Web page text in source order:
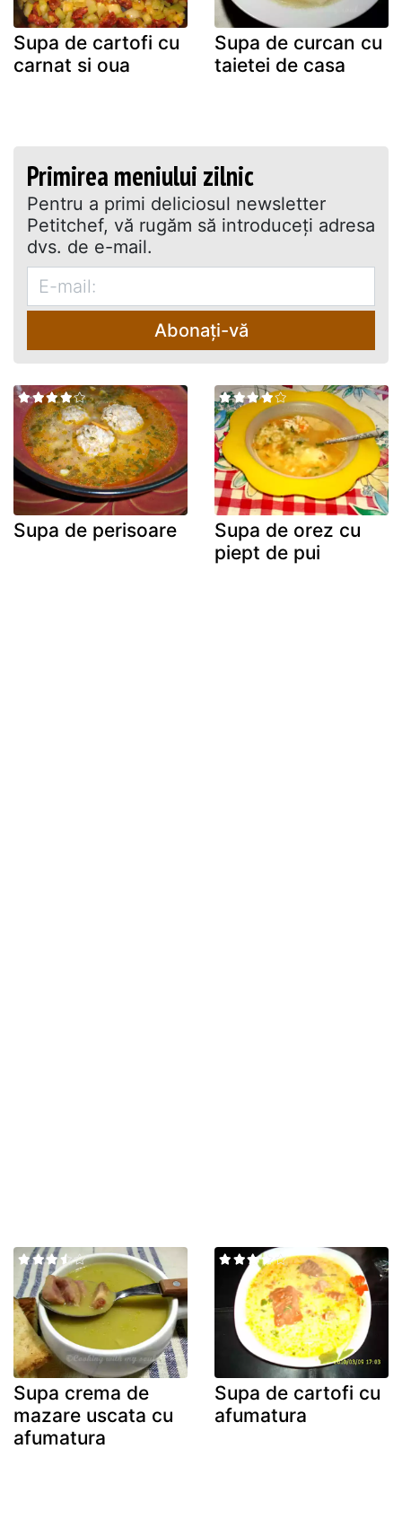
Supa de cartofi cu
carnat si oua
Supa de curcan cu
taietei de casa
Primirea meniului zilnic
Pentru a primi deliciosul newsletter
Petitchef, vă rugăm să introduceţi adresa
dvs. de e-mail.
Abonați-vă
Supa de perisoare
Supa de orez cu
piept de pui
Supa crema de
mazare uscata cu
afumatura
Supa de cartofi cu
afumatura